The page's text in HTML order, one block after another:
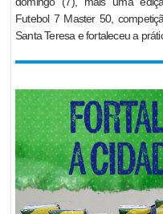
Futebol 7 Master 50,
Santa Teresa e fortaleceu a